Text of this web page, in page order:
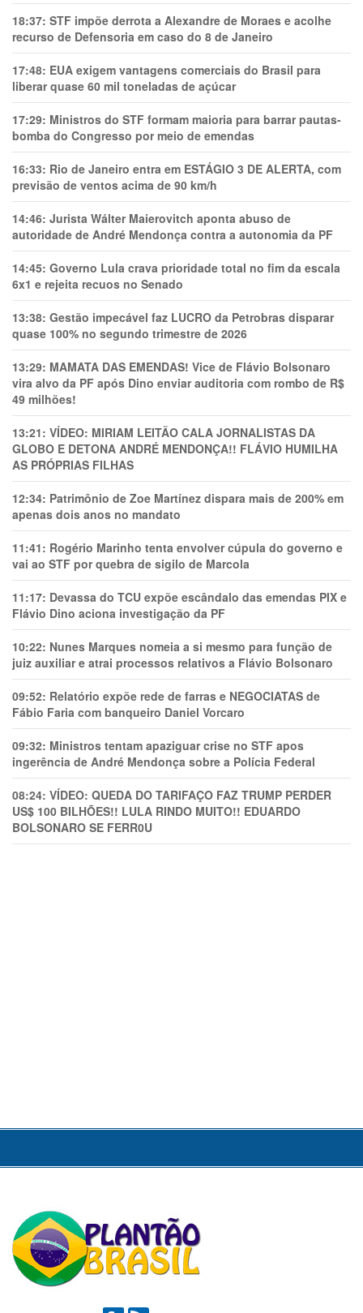
18:37: STF impõe derrota a Alexandre de Moraes e acolhe
recurso de Defensoria em caso do 8 de Janeiro
17:48: EUA exigem vantagens comerciais do Brasil para
liberar quase 60 mil toneladas de açúcar
17:29: Ministros do STF formam maioria para barrar pautas-
bomba do Congresso por meio de emendas
16:33: Rio de Janeiro entra em ESTÁGIO 3 DE ALERTA, com
previsão de ventos acima de 90 km/h
14:46: Jurista Wálter Maierovitch aponta abuso de
autoridade de André Mendonça contra a autonomia da PF
14:45: Governo Lula crava prioridade total no fim da escala
6x1 e rejeita recuos no Senado
13:38: Gestão impecável faz LUCRO da Petrobras disparar
quase 100% no segundo trimestre de 2026
13:29: MAMATA DAS EMENDAS! Vice de Flávio Bolsonaro
vira alvo da PF após Dino enviar auditoria com rombo de R$
49 milhões!
13:21: VÍDEO: MIRIAM LEITÃO CALA JORNALISTAS DA
GLOBO E DETONA ANDRÉ MENDONÇA!! FLÁVIO HUMILHA
AS PRÓPRIAS FILHAS
12:34: Patrimônio de Zoe Martínez dispara mais de 200% em
apenas dois anos no mandato
11:41: Rogério Marinho tenta envolver cúpula do governo e
vai ao STF por quebra de sigilo de Marcola
11:17: Devassa do TCU expõe escândalo das emendas PIX e
Flávio Dino aciona investigação da PF
10:22: Nunes Marques nomeia a si mesmo para função de
juiz auxiliar e atrai processos relativos a Flávio Bolsonaro
09:52: Relatório expõe rede de farras e NEGOCIATAS de
Fábio Faria com banqueiro Daniel Vorcaro
09:32: Ministros tentam apaziguar crise no STF apos
ingerência de André Mendonça sobre a Polícia Federal
08:24: VÍDEO: QUEDA DO TARIFAÇO FAZ TRUMP PERDER
US$ 100 BILHÕES!! LULA RINDO MUITO!! EDUARDO
BOLSONARO SE FERR0U